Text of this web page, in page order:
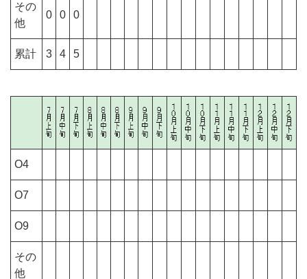
その
他
0 0 0
累計 3 4 5
O4
O7
O9
その
他